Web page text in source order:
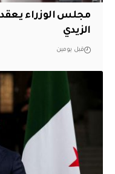
مجلس الوزراء يعقد
الزيدي
قبل يومين